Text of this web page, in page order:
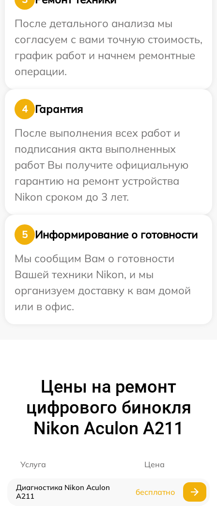
После детального анализа мы
согласуем с вами точную стоимость,
график работ и начнем ремонтные
операции.
4
Гарантия
После выполнения всех работ и
подписания акта выполненных
работ Вы получите официальную
гарантию на ремонт устройства
Nikon сроком до 3 лет.
5
Информирование о готовности
Мы сообщим Вам о готовности
Вашей техники Nikon, и мы
организуем доставку к вам домой
или в офис.
Цены на ремонт
цифрового бинокля
Nikon Aculon A211
Услуга Цена
Диагностика Nikon Aculon
A211
бесплатно